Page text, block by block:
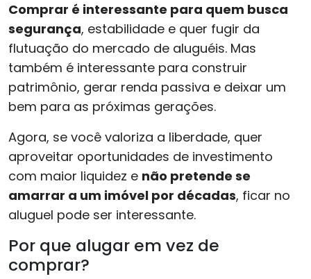
Comprar é interessante para quem busca
segurança, estabilidade e quer fugir da
flutuação do mercado de aluguéis. Mas
também é interessante para construir
patrimônio, gerar renda passiva e deixar um
bem para as próximas gerações.
Agora, se você valoriza a liberdade, quer
aproveitar oportunidades de investimento
com maior liquidez e não pretende se
amarrar a um imóvel por décadas, ficar no
aluguel pode ser interessante.
Por que alugar em vez de
comprar?